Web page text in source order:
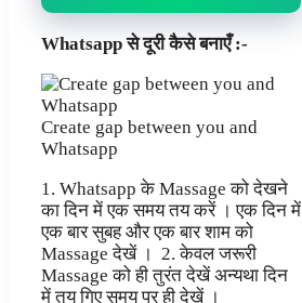
Whatsapp से दूरी कैसे बनाएँ :-
Create gap between you and
Whatsapp
1. Whatsapp के Massage को देखने
का दिन में एक समय तय करें । एक दिन में
एक बार सुबह और एक बार शाम को
Massage देखें । 2. केवल जरूरी
Massage को ही तुरंत देखें अन्यथा दिन
में तय गिए समय पर ही देखें ।